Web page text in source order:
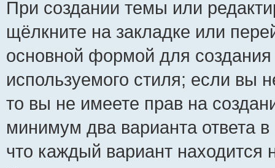
При создании темы или
щёлкните на закладке или
основной формой для
используемого стиля; если вы
то вы не имеете прав на
минимум два варианта ответа
что каждый вариант находится